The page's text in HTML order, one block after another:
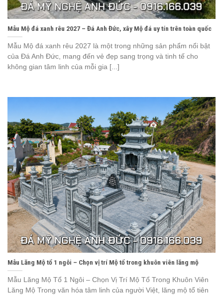
Mẫu Mộ đá xanh rêu 2027 – Đá Anh Đức, xây Mộ đá uy tín trên toàn quốc
Mẫu Mộ đá xanh rêu 2027 là một trong những sản phẩm nổi bật
của Đá Anh Đức, mang đến vẻ đẹp sang trọng và tinh tế cho
không gian tâm linh của mỗi gia [...]
Mẫu Lăng Mộ tổ 1 ngôi – Chọn vị trí Mộ tổ trong khuôn viên lăng mộ
Mẫu Lăng Mộ Tổ 1 Ngôi – Chọn Vị Trí Mộ Tổ Trong Khuôn Viên
Lăng Mộ Trong văn hóa tâm linh của người Việt, lăng mộ tổ tiên